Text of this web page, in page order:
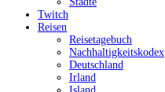
Twitch
Reisen
Reisetagebuch
Nachhaltigkeitskodex
Deutschland
Irland